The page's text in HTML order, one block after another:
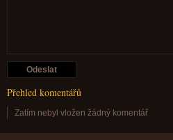
Přehled komentářů
Zatím nebyl vložen žádný komentář